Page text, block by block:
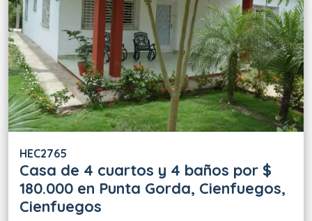
HEC2765
Casa de 4 cuartos y 4 baños por $
180.000 en Punta Gorda, Cienfuegos,
Cienfuegos